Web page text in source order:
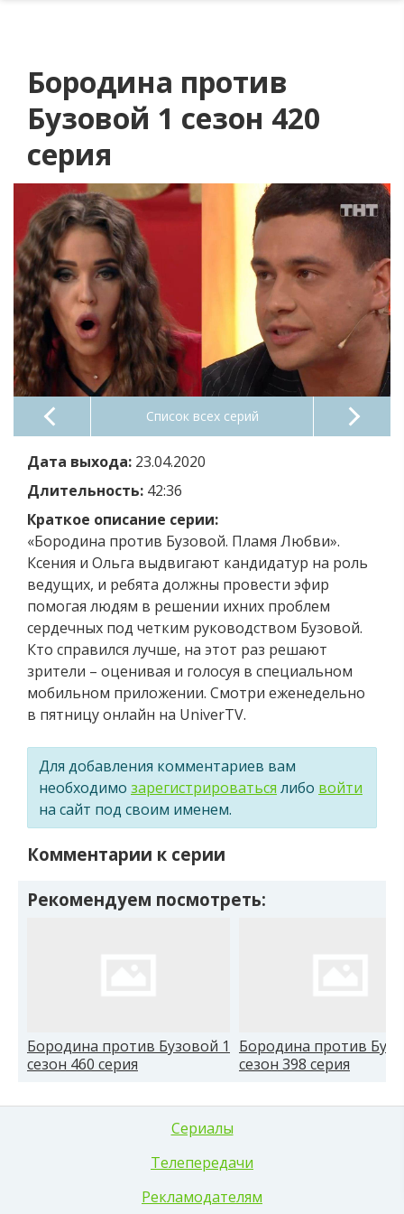
Бородина против
Бузовой 1 сезон 420
серия
Список всех серий
Дата выхода: 23.04.2020
Длительность: 42:36
Краткое описание серии:
«Бородина против Бузовой. Пламя Любви».
Ксения и Ольга выдвигают кандидатур на роль
ведущих, и ребята должны провести эфир
помогая людям в решении ихних проблем
сердечных под четким руководством Бузовой.
Кто справился лучше, на этот раз решают
зрители – оценивая и голосуя в специальном
мобильном приложении. Смотри еженедельно
в пятницу онлайн на UniverTV.
Для добавления комментариев вам
необходимо зарегистрироваться либо войти
на сайт под своим именем.
Комментарии к серии
Рекомендуем посмотреть:
Бородина против Бузовой 1
сезон 460 серия
Бородина против
сезон 398 серия
Сериалы
Телепередачи
Рекламодателям